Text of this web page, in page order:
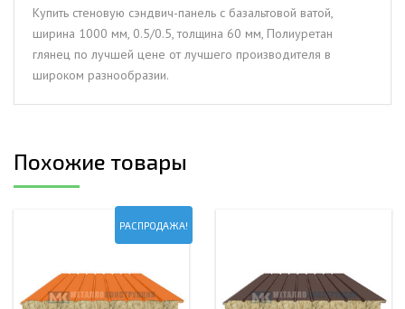
0.5/0.5,
толщина
мм,
Купить стеновую сэндвич-панель с базальтовой ватой,
ширина 1000 мм, 0.5/0.5, толщина 60 мм, Полиуретан
глянец по лучшей цене от лучшего производителя в
широком разнообразии.
Похожие товары
РАСПРОДАЖА!